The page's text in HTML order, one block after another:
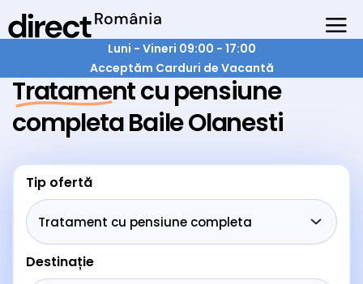
Luni - Vineri 09:00 - 17:00
Acceptăm Carduri de Vacantă
Tratament cu pensiune
completa Baile Olanesti
Tip ofertă
Destinație